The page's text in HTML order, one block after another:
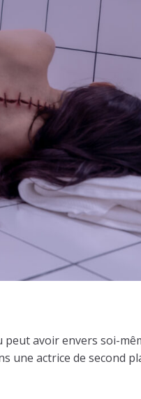
avoir envers soi-
une actrice de second